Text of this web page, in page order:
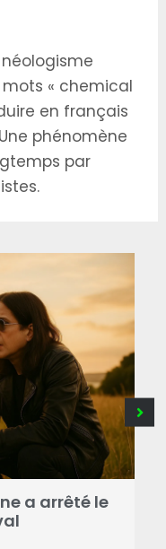
« chemical
en français
phénomène
par
a arrêté le